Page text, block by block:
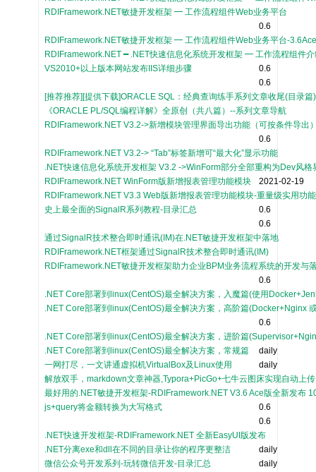
RDIFramework.NET敏捷开发框架 ━ 工作流程组件Web业务平台
0.6
RDIFramework.NET敏捷开发框架 ━ 工作流程组件Web业务平台-
RDIFramework.NET ━ .NET快速信息化系统开发框架 ━ 工作流程组件
0.6
VS2010+以上版本网站发布IIS详细步骤
0.6
[推荐推荐][提供下载]ORACLE SQL：经典查询练手系列文章收尾(目录篇)
《ORACLE PL/SQL编程详解》全原创（共八篇）--系列文章导航
RDIFramework.NET V3.2->新增模块管理界面导出功能（可按条件导出
0.6
RDIFramework.NET V3.2-> “Tab”标签新增可“最大化”显示功能
.NET快速信息化系统开发框架 V3.2 ->WinForm部分全部重构为Dev风格
RDIFramework.NET WinForm版新增报表管理功能模块
2021-02-19
RDIFramework.NET V3.3 Web版新增报表管理功能模块-重量级实用功能
0.6
史上最全面的SignalR系列教程-目录汇总
0.6
通过SignalR技术整合即时通讯(IM)在.NET敏捷开发框架中落地
RDIFramework.NET框架通过SignalR技术整合即时通讯(IM)
RDIFramework.NET敏捷开发框架助力企业BPM业务流程系统的开发与
0.6
.NET Core部署到linux(CentOS)最全解决方案，入魔篇(使用
.NET Core部署到linux(CentOS)最全解决方案，高阶篇(Docker+Nginx
0.6
.NET Core部署到linux(CentOS)最全解决方案，进阶篇
.NET Core部署到linux(CentOS)最全解决方案，常规篇
daily
一网打尽，一文讲通虚拟机VirtualBox及Linux使用
daily
解放双手，markdown文章神器,Typora+PicGo+七牛云图床实现自动上
最好用的.NET敏捷开发框架-RDIFramework.NET V3.6 Ace版全新发布
0.6
js+query将金额转换为大写格式
0.6
.NET快速开发框架-RDIFramework.NET 全新EasyUI版发布
.NET分离exe和dll在不同的目录让你的程序更整洁
daily
微信公众号开发系列-玩转微信开发-目录汇总
daily